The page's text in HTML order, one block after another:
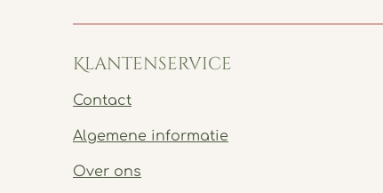
Klantenservice
Contact
Algemene informatie
Over ons